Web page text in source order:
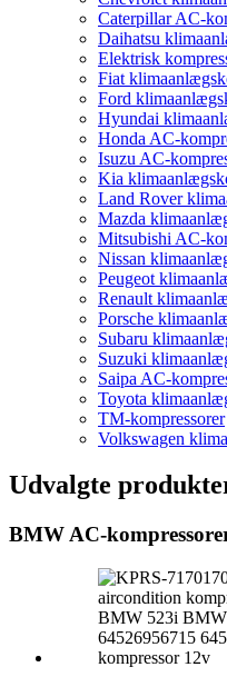
Caterpillar AC-
Daihatsu
Elektrisk
Fiat
Ford
Hyundai
Honda AC-
Isuzu AC-
Kia
Land Rover
Mazda
Mitsubishi AC-
Nissan
Peugeot
Renault
Porsche
Subaru
Suzuki
Saipa AC-
Toyota
TM-kompressorer
Volkswagen
Udvalgte
BMW AC-